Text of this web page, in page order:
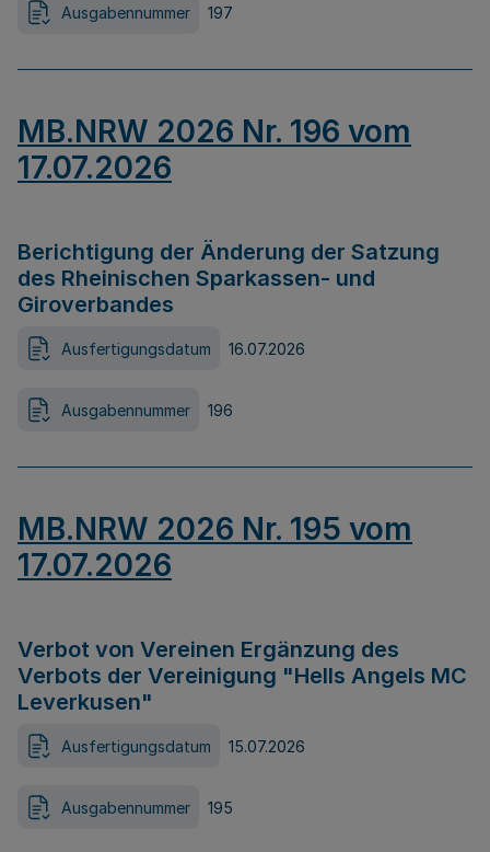
Ausgabennummer 197
MB.NRW 2026 Nr. 196 vom
17.07.2026
Berichtigung der Änderung der Satzung
des Rheinischen Sparkassen- und
Giroverbandes
Ausfertigungsdatum 16.07.2026
Ausgabennummer 196
MB.NRW 2026 Nr. 195 vom
17.07.2026
Verbot von Vereinen Ergänzung des
Verbots der Vereinigung "Hells Angels MC
Leverkusen"
Ausfertigungsdatum 15.07.2026
Ausgabennummer 195